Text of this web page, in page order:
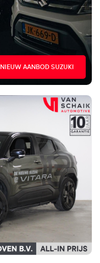
NIEUW AANBOD SUZUKI